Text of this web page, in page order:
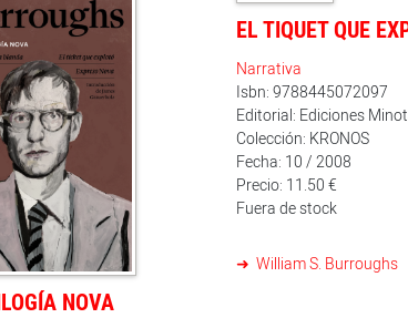
EL TIQUET QUE
Narrativa
Isbn: 9788445072097
Editorial: Ediciones
Colección: KRONOS
Fecha: 10 / 2008
Precio: 11.50 €
Fuera de stock
William S. Burroughs
NOVA